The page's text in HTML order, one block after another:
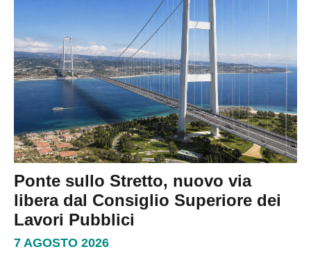
Ponte sullo Stretto, nuovo via
libera dal Consiglio Superiore dei
Lavori Pubblici
7 AGOSTO 2026